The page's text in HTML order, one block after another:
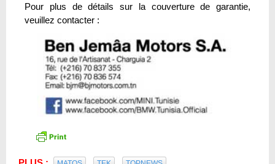
Pour plus de détails sur la couverture de garantie,
veuillez contacter :